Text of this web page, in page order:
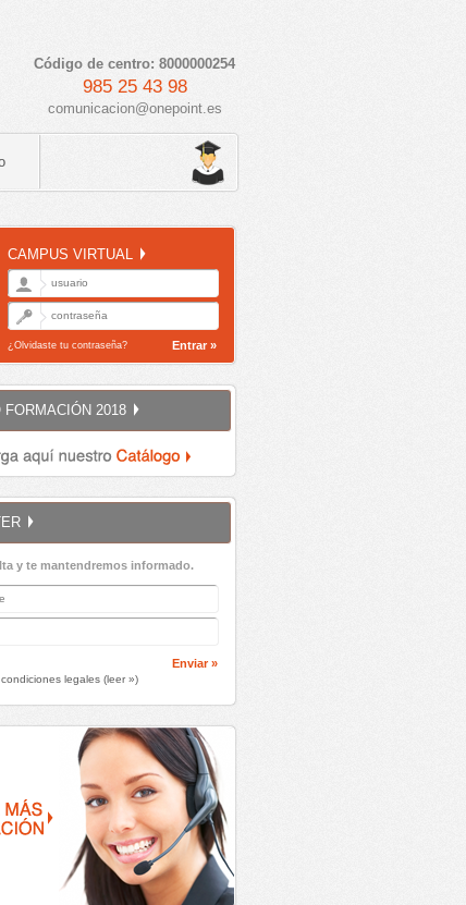
Código de centro: 8000000254
985 25 43 98
comunicacion@onepoint.es
CAMPUS VIRTUAL
¿Olvidaste tu contraseña? Entrar »
FORMACIÓN 2018
y te mantendremos informado.
Enviar »
legales (leer »)